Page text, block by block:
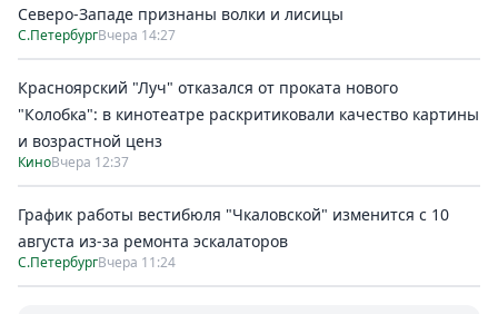
Северо-Западе признаны волки и лисицы
С.ПетербургВчера 14:27
Красноярский "Луч" отказался от проката нового
"Колобка": в кинотеатре раскритиковали качество картины
и возрастной ценз
КиноВчера 12:37
График работы вестибюля "Чкаловской" изменится с 10
августа из-за ремонта эскалаторов
С.ПетербургВчера 11:24